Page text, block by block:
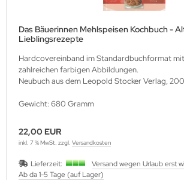
Das Bäuerinnen Mehlspeisen Kochbuch -
Lieblingsrezepte
Hardcovereinband im Standardbuchformat mit
zahlreichen farbigen Abbildungen.
Neubuch aus dem Leopold Stocker Verlag,
Gewicht: 680 Gramm
22,00 EUR
inkl. 7 % MwSt. zzgl. Versandkosten
Lieferzeit:
Versand wegen Urlaub erst
Ab da 1-5 Tage (auf Lager)